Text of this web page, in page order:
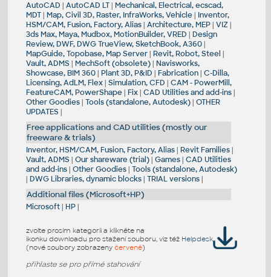
AutoCAD | AutoCAD LT| Mechanical, Electrical, ecscad,
MDT| Map, Civil 3D, Raster, InfraWorks, Vehicle| Inventor,
HSM/CAM, Fusion, Factory, Alias| Architecture, MEP| VIZ|
3ds Max, Maya, Mudbox, MotionBuilder, VRED | Design
Review, DWF, DWG TrueView, SketchBook, A360|
MapGuide, Topobase, Map Server| Revit, Robot, Steel |
Vault, ADMS | MechSoft (obsolete)| Navisworks,
Showcase, BIM 360| Plant 3D, P&ID | Fabrication| C-Dilla,
Licensing, AdLM, Flex| Simulation, CFD | CAM - PowerMill,
FeatureCAM, PowerShape| Fix| CAD Utilities and add-ins|
Other Goodies| Tools (standalone, Autodesk)| OTHER
UPDATES |
Free applications and CAD utilities (mostly our
freeware & trials)
Inventor, HSM/CAM, Fusion, Factory, Alias| Revit Families|
Vault, ADMS | Our shareware (trial)| Games| CAD Utilities
and add-ins| Other Goodies| Tools (standalone, Autodesk)
| DWG Libraries, dynamic blocks| TRIAL versions|
Additional files (Microsoft+HP)
Microsoft| HP|
zvolte prosím kategorii a klikněte na
ikonku downloadu pro stažení souboru, viz též Helpdesk
(nové soubory zobrazeny červeně)
přihlaste se pro přímé stahování